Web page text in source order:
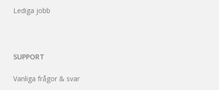
Lediga jobb
SUPPORT
Vanliga frågor & svar